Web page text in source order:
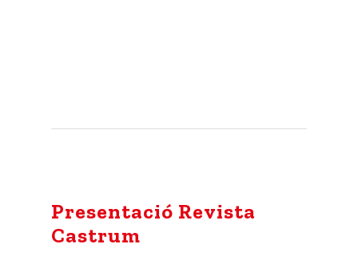
Presentació Revista
Castrum